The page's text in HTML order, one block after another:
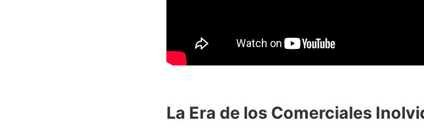
La Era de los Comerciales